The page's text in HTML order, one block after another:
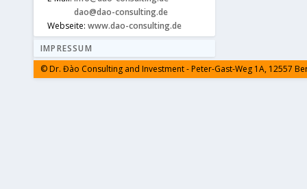
dao@dao-consulting.de
Webseite:www.dao-consulting.de
IMPRESSUM
© Dr. Đào Consulting and Investment - Peter-Gast-Weg 1A, 12557